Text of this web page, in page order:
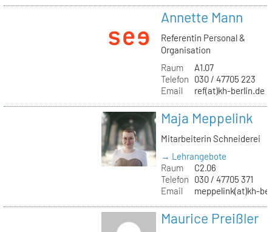
Annette Mann
Referentin Personal &
Organisation
Raum
A1.07
Telefon
030 / 47705 223
Email
ref(at)kh-berlin.de
Maja Meppelink
Mitarbeiterin Schneiderei
→ Lehrangebote
Raum
C2.06
Telefon
030 / 47705 371
Email
meppelink(at)kh-
Maurice Preißler